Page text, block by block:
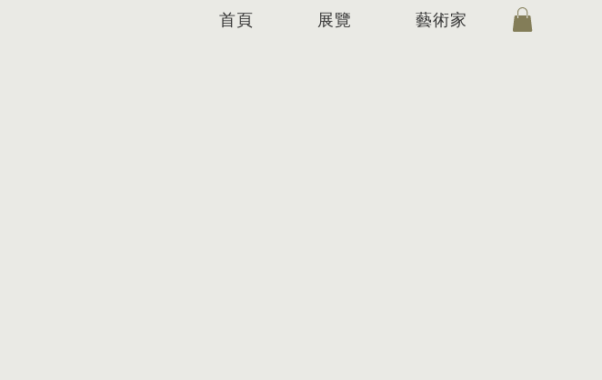
首頁 展覽 藝術家